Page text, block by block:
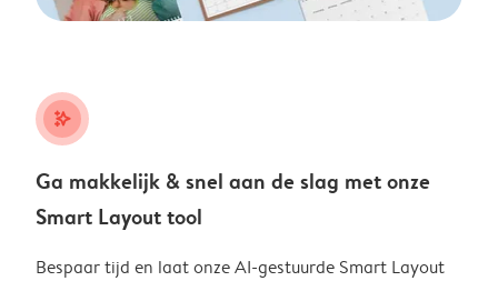
stars_plus
Ga makkelijk & snel aan de slag met onze
Smart Layout tool
Bespaar tijd en laat onze AI-gestuurde Smart Layout